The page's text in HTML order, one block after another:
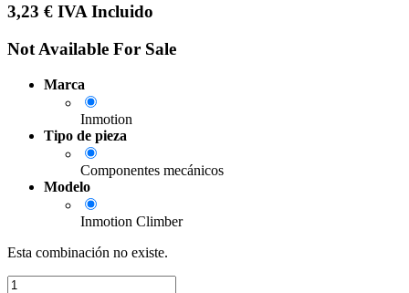
3,23 € IVA Incluido
Not Available For Sale
Marca
Inmotion
Tipo de pieza
Componentes mecánicos
Modelo
Inmotion Climber
Esta combinación no existe.